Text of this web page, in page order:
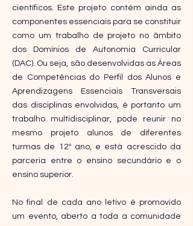
científicos. Este projeto contém ainda as
componentes essenciais para se constituir
como um trabalho de projeto no âmbito
dos Domínios de Autonomia Curricular
(DAC). Ou seja, são desenvolvidas as Áreas
de Competências do Perfil dos Alunos e
Aprendizagens Essenciais Transversais
das disciplinas envolvidas, é portanto um
trabalho multidisciplinar, pode reunir no
mesmo projeto alunos de diferentes
turmas de 12º ano, e está acrescido da
parceria entre o ensino secundário e o
ensino superior.
No final de cada ano letivo é promovido
um evento, aberto a toda a comunidade